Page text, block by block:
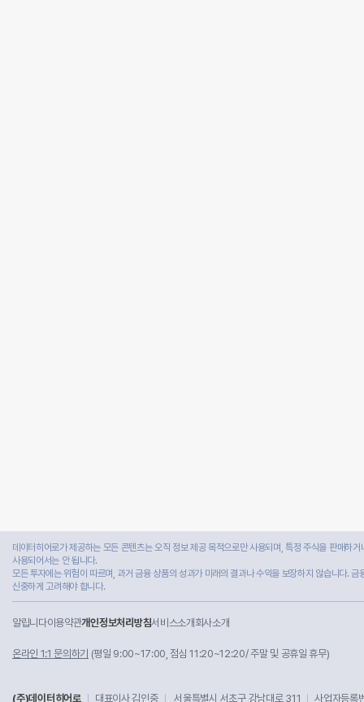
데이터히어로가 제공하는 모든 콘텐츠는 오직 정보 제공 목적으로만 사용되며, 특정 주식을 판매하
사용되어서는 안 됩니다.
모든 투자에는 위험이 따르며, 과거 금융 상품의 성과가 미래의 결과나 수익을 보장하지 않습니다.
신중하게 고려해야 합니다.
알립니다이용약관개인정보처리방침서비스소개 회사소개
온라인 1:1 문의하기 (평일 9:00~17:00, 점심 11:20~12:20/ 주말 및 공휴일 휴무)
(주)데이터히어로 대표이사 김인중 서울특별시 서초구 강남대로 311
사업자등